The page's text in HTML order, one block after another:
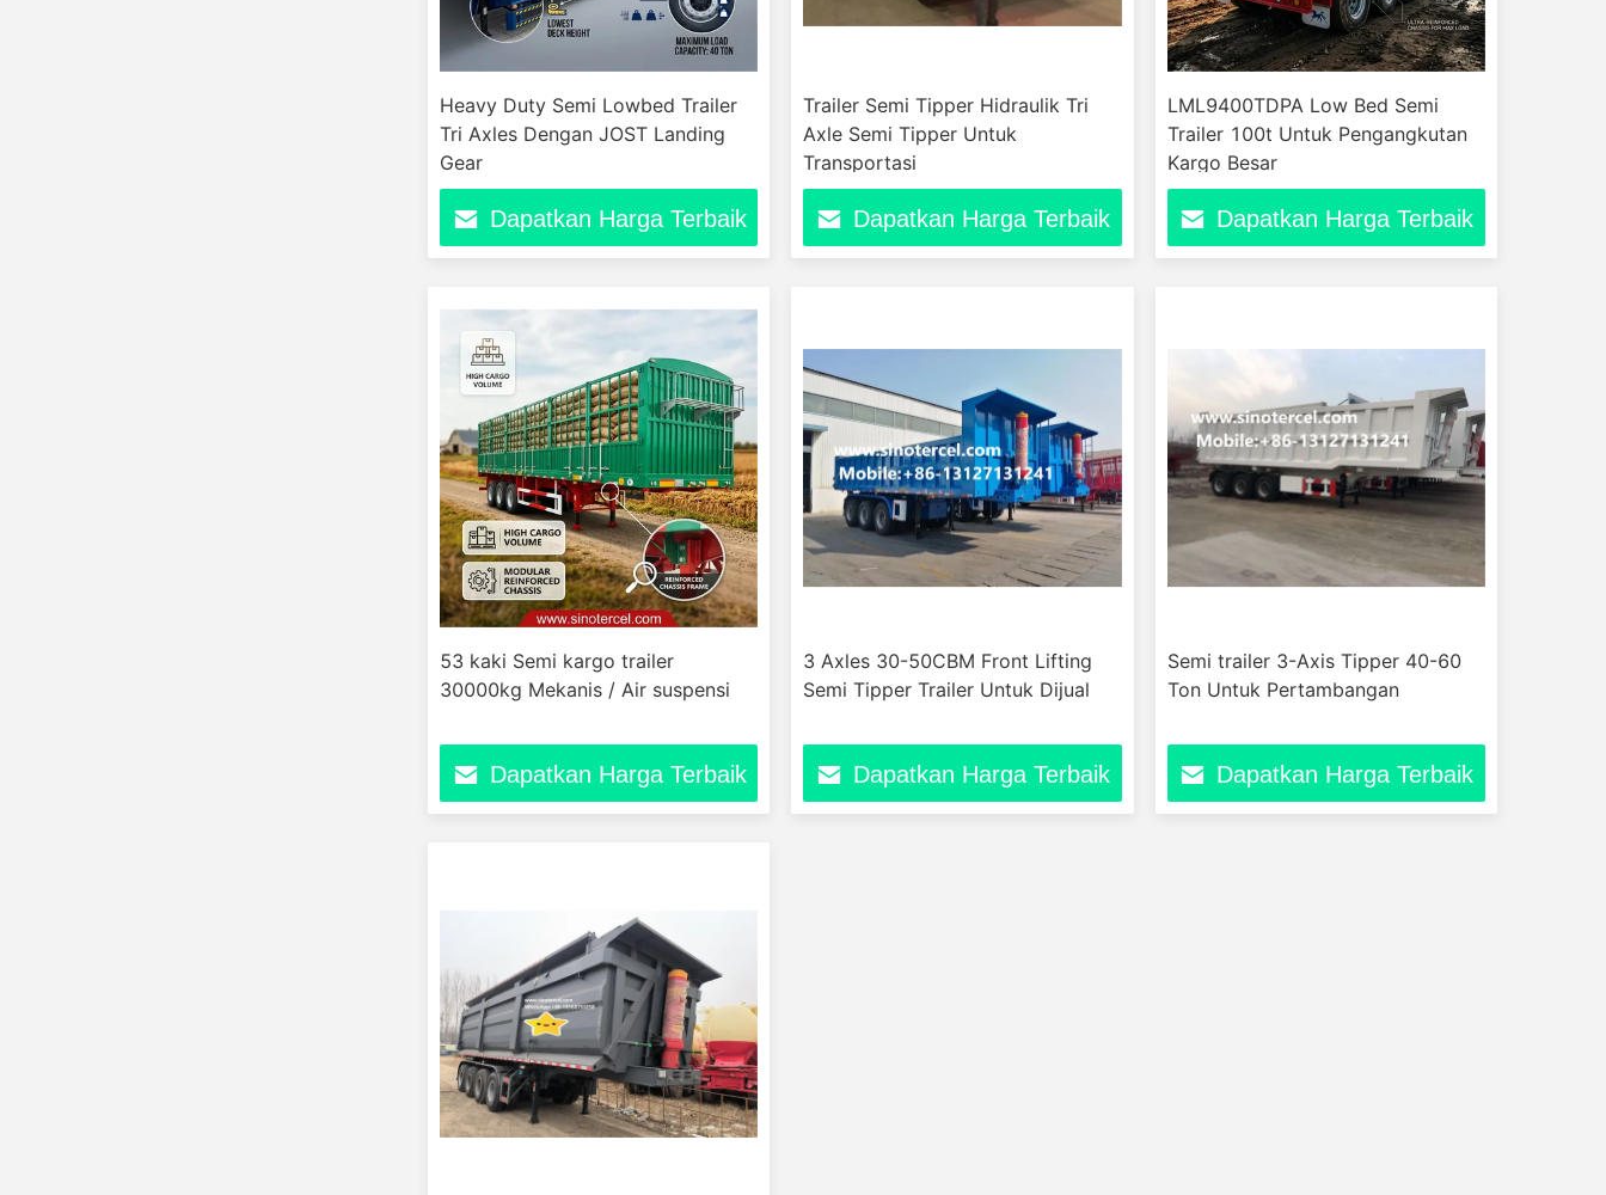
Heavy Duty Semi Lowbed Trailer
Tri Axles Dengan JOST Landing
Gear
Dapatkan Harga Terbaik
Trailer Semi Tipper Hidraulik Tri
Axle Semi Tipper Untuk
Transportasi
Dapatkan Harga Terbaik
LML9400TDPA Low Bed Semi
Trailer 100t Untuk Pengangkutan
Kargo Besar
Dapatkan Harga Terbaik
53 kaki Semi kargo trailer
30000kg Mekanis / Air suspensi
Dapatkan Harga Terbaik
3 Axles 30-50CBM Front Lifting
Semi Tipper Trailer Untuk Dijual
Dapatkan Harga Terbaik
Semi trailer 3-Axis Tipper 40-60
Ton Untuk Pertambangan
Dapatkan Harga Terbaik